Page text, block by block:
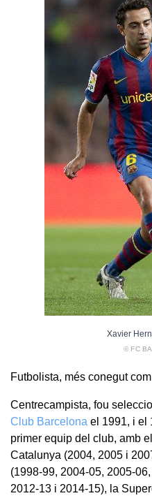
Xavier
© FC
Futbolista, més conegut com
Centrecampista, fou
Club Barcelona el 1991, i el
primer equip del club, amb
Catalunya (2004, 2005 i
(1998-99, 2004-05, 2005-
2012-13 i 2014-15), la